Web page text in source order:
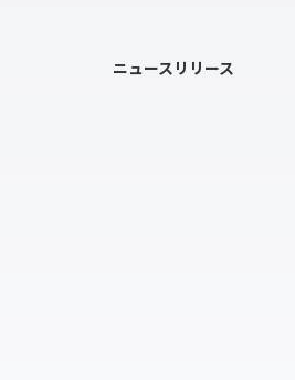
ニュースリリース